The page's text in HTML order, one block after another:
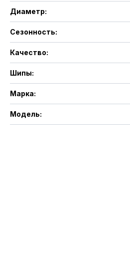
Диаметр:
Сезонность:
Качество:
Шипы:
Марка:
Модель: